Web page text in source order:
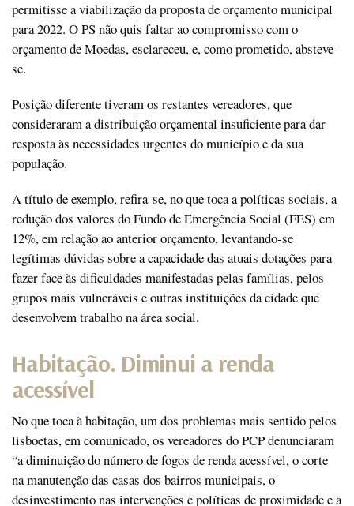
permitisse a viabilização da proposta de orçamento municipal
para 2022. O PS não quis faltar ao compromisso com o
orçamento de Moedas, esclareceu, e, como prometido, absteve-
se.
Posição diferente tiveram os restantes vereadores, que
consideraram a distribuição orçamental insuficiente para dar
resposta às necessidades urgentes do município e da sua
população.
A título de exemplo, refira-se, no que toca a políticas sociais, a
redução dos valores do Fundo de Emergência Social (FES) em
12%, em relação ao anterior orçamento, levantando-se
legítimas dúvidas sobre a capacidade das atuais dotações para
fazer face às dificuldades manifestadas pelas famílias, pelos
grupos mais vulneráveis e outras instituições da cidade que
desenvolvem trabalho na área social.
Habitação. Diminui a renda
acessível
No que toca à habitação, um dos problemas mais sentido pelos
lisboetas, em comunicado, os vereadores do PCP denunciaram
“a diminuição do número de fogos de renda acessível, o corte
na manutenção das casas dos bairros municipais, o
desinvestimento nas intervenções e políticas de proximidade e a